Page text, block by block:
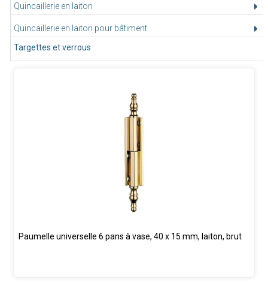
Quincaillerie en laiton
Quincaillerie en laiton pour bâtiment
Targettes et verrous
Paumelle universelle 6 pans à vase, 40 x 15 mm, laiton, brut